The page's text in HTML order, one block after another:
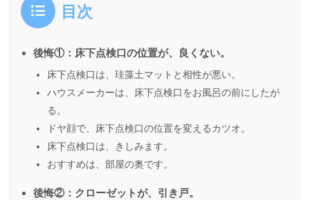
目次
後悔①：床下点検口の位置が、良くない。
床下点検口は、珪藻土マットと相性が悪い。
ハウスメーカーは、床下点検口をお風呂の前にしたが
る。
ドヤ顔で、床下点検口の位置を変えるカツオ。
床下点検口は、きしみます。
おすすめは、部屋の奥です。
後悔②：クローゼットが、引き戸。